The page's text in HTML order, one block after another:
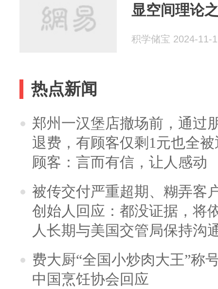
显空间理论
积学储宝 2024-11-
热点新闻
郑州一汉堡店撤场前，通过
退费，有顾客仅剩1元也全
顾客：言而有信，让人感动
被传交付严重超期、糊弄客
创始人回应：都没证据，将
人长期与美国交管局保持沟
费大厨“全国小炒肉大王”称
中国烹饪协会回应